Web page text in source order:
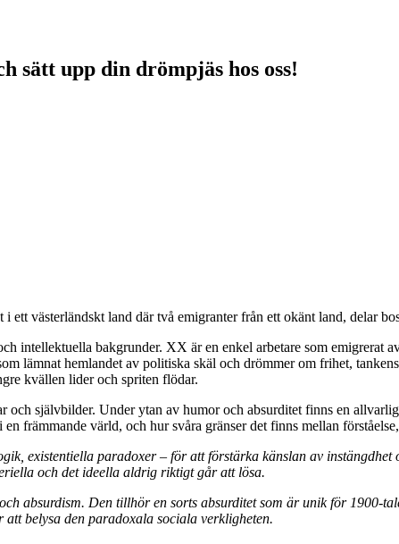
sätt upp din drömpjäs hos oss!
ett västerländskt land där två emigranter från ett okänt land, delar
intellektuella bakgrunder. XX är en enkel arbetare som
lämnat hemlandet av politiska skäl och drömmer om frihet,
kvällen lider och spriten flödar.
och självbilder. Under ytan av humor och absurditet finns en
främmande värld, och hur svåra gränser det finns mellan
existentiella paradoxer – för att förstärka känslan av
och det ideella aldrig riktigt går att lösa.
absurdism. Den tillhör en sorts absurditet som är unik för 1900-
belysa den paradoxala sociala verkligheten.